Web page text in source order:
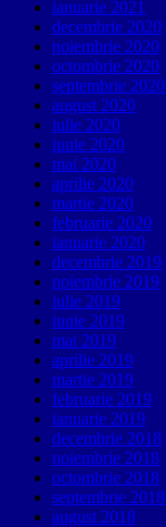
ianuarie 2021
decembrie 2020
noiembrie 2020
octombrie 2020
septembrie 2020
august 2020
iulie 2020
iunie 2020
mai 2020
aprilie 2020
martie 2020
februarie 2020
ianuarie 2020
decembrie 2019
noiembrie 2019
iulie 2019
iunie 2019
mai 2019
aprilie 2019
martie 2019
februarie 2019
ianuarie 2019
decembrie 2018
noiembrie 2018
octombrie 2018
septembrie 2018
august 2018